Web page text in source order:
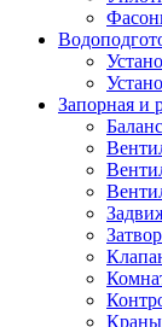
Запорная и